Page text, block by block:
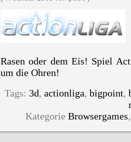
Rasen oder dem Eis! Spiel
um die Ohren!
Tags: 3d, actionliga, bigpoint,
Kategorie Browsergames